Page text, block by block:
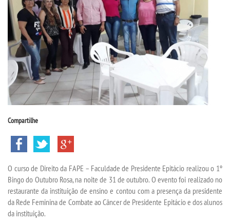
CURSOS
BACHARELADOS
LICENCIATURAS
TECNOLÓGICOS
VESTIBULAR
INSCREVA-SE
TRANSFERÊNCIA
SEGUNDA GRADUAÇÃO
Compartilhe
O curso de Direito da FAPE – Faculdade de Presidente Epitácio realizou o 1º
Bingo do Outubro Rosa, na noite de 31 de outubro. O evento foi realizado no
restaurante da instituição de ensino e contou com a presença da presidente
da Rede Feminina de Combate ao Câncer de Presidente Epitácio e dos alunos
da instituição.